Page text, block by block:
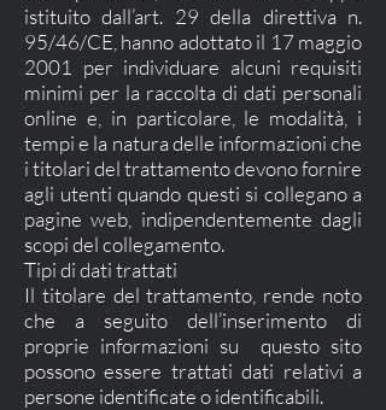
istituito dall’art. 29 della direttiva n.
95/46/CE, hanno adottato il 17 maggio
2001 per individuare alcuni requisiti
minimi per la raccolta di dati personali
online e, in particolare, le modalità, i
tempi e la natura delle informazioni che
i titolari del trattamento devono fornire
agli utenti quando questi si collegano a
pagine web, indipendentemente dagli
scopi del collegamento.
Tipi di dati trattati
Il titolare del trattamento, rende noto
che a seguito dell’inserimento di
proprie informazioni su questo sito
possono essere trattati dati relativi a
persone identificate o identificabili.